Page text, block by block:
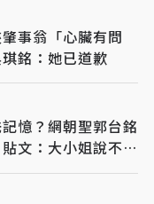
事翁「心臟有問
銘：她已道歉
憶？網朝聖郭台銘
貼文：大小姐說不要